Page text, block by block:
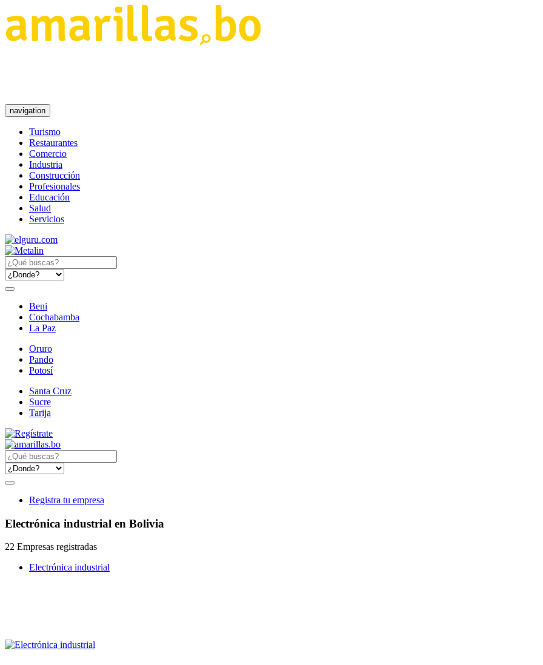
navigation
Turismo
Restaurantes
Comercio
Industria
Construcción
Profesionales
Educación
Salud
Servicios
Beni
Cochabamba
La Paz
Oruro
Pando
Potosí
Santa Cruz
Sucre
Tarija
Registra tu empresa
Electrónica industrial en Bolivia
22 Empresas registradas
Electrónica industrial